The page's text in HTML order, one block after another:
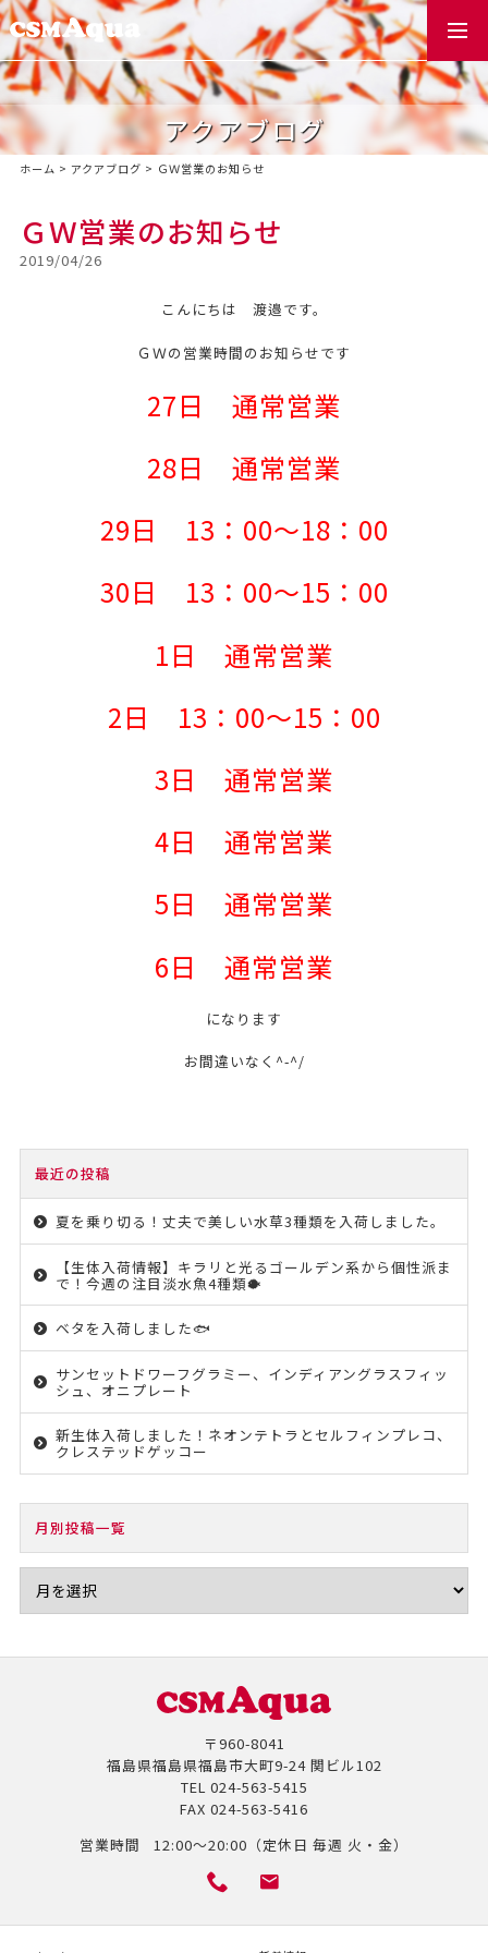
アクアブログ
ホーム > アクアブログ > ＧＷ営業のお知らせ
ＧＷ営業のお知らせ
2019/04/26
こんにちは 渡邉です。
ＧＷの営業時間のお知らせです
27日 通常営業
28日 通常営業
29日 13：00～18：00
30日 13：00～15：00
1日 通常営業
2日 13：00～15：00
3日 通常営業
4日 通常営業
5日 通常営業
6日 通常営業
になります
お間違いなく^-^/
最近の投稿
夏を乗り切る！丈夫で美しい水草3種類を入荷しました。
【生体入荷情報】キラリと光るゴールデン系から個性派ま
で！今週の注目淡水魚4種類🐡
ベタを入荷しました🐟
サンセットドワーフグラミー、インディアングラスフィッ
シュ、オニプレート
新生体入荷しました！ネオンテトラとセルフィンプレコ、
クレステッドゲッコー
月別投稿一覧
〒960-8041
福島県福島県福島市大町9-24 関ビル102
TEL 024-563-5415
FAX 024-563-5416
営業時間
12:00～20:00（定休日 毎週 火・金）